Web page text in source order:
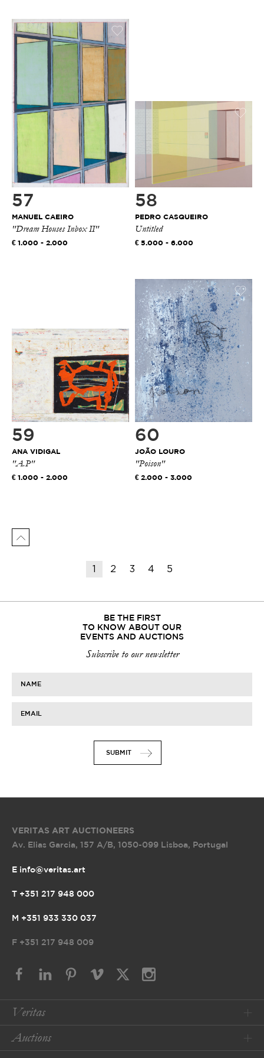
57
MANUEL CAEIRO
"Dream Houses Inbox II"
1.000 - 2.000
58
PEDRO CASQUEIRO
Untitled
5.000 - 6.000
59
ANA VIDIGAL
"A.P"
1.000 - 2.000
60
JOÃO LOURO
"Poison"
2.000 - 3.000
1 2 3 4 5
BE THE FIRST
TO KNOW ABOUT OUR
EVENTS AND AUCTIONS
Subscribe to our newsletter
NAME
EMAIL
SUBMIT
VERITAS ART AUCTIONEERS
Av. Elias Garcia, 157 A/B, 1050-099 Lisboa, Portugal
E info@veritas.art
T +351 217 948 000
M +351 933 330 037
F +351 217 948 009
Veritas
Auctions